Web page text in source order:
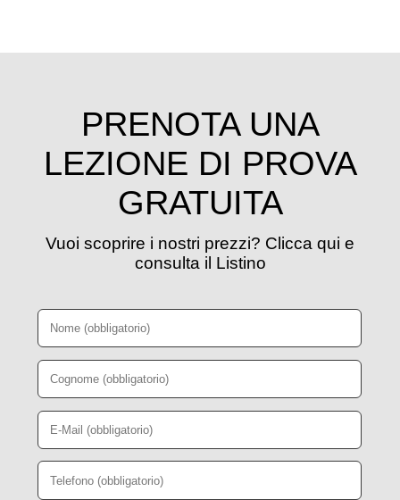
PRENOTA UNA
LEZIONE DI PROVA
GRATUITA
Vuoi scoprire i nostri prezzi? Clicca qui e
consulta il Listino